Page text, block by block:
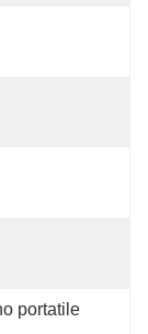
portatile